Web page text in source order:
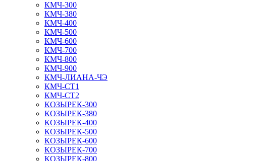
КМЧ-300
КМЧ-380
КМЧ-400
КМЧ-500
КМЧ-600
КМЧ-700
КМЧ-800
КМЧ-900
КМЧ-ЛИАНА-ЧЭ
КМЧ-СТ1
КМЧ-СТ2
КОЗЫРЕК-300
КОЗЫРЕК-380
КОЗЫРЕК-400
КОЗЫРЕК-500
КОЗЫРЕК-600
КОЗЫРЕК-700
КОЗЫРЕК-800